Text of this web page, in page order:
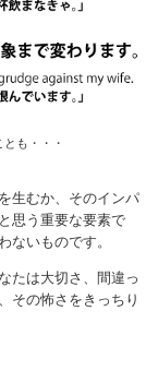
も・・・
生むか、そのインパ
思う重要な要素で
ないものです。
たは大切さ、間違っ
その怖さをきっちり